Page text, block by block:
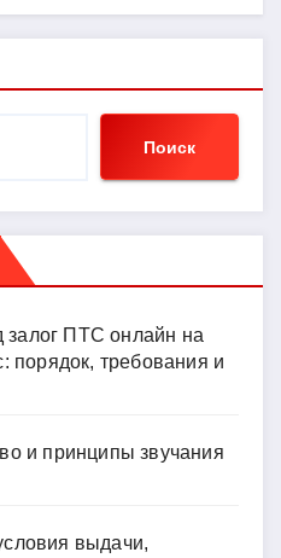
e
a
р
в
ть
Поиск
ПТС онлайн на
порядок, требования и
и принципы звучания
выдачи,